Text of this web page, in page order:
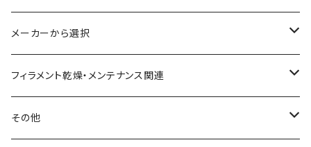
CA（セルロース アセテート）
CPE（コポリエステル）
HIPS（スチレン系樹脂）
導電性
磁性
絶縁性
お試し用少量サンプル
フィラメント径：1.75mm
フィラメント径：2.85mm
メーカーから選択
3D BROOKLYN
3DFuel
フィラメント乾燥・メンテナンス関連
フィラメント乾燥機
その他